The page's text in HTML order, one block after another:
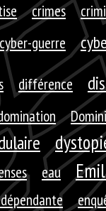
crimes
cyber-guerre
différence
eau